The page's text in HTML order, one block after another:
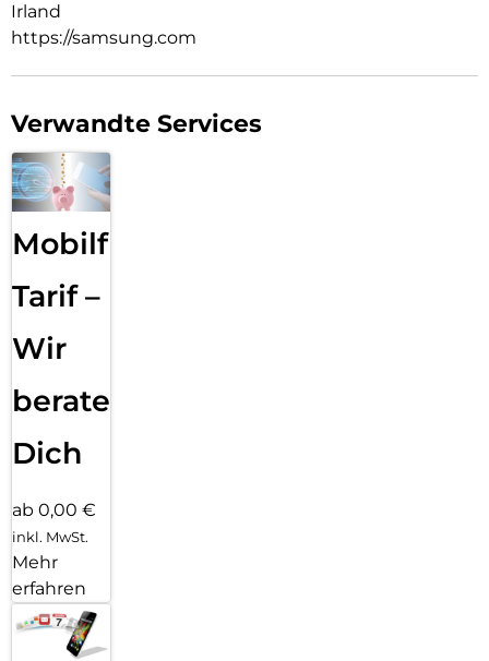
Irland
https://samsung.com
Verwandte Services
Mobilfunk
Tarif –
Wir
beraten
Dich
ab 0,00 €
inkl. MwSt.
Mehr
erfahren